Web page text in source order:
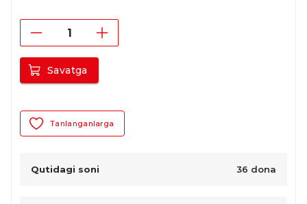
Savatga
Tanlanganlarga
Qutidagi soni 36 dona